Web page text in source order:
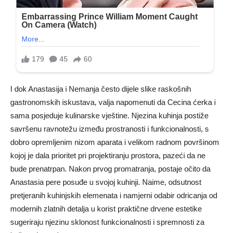
I dok Anastasija i Nemanja često dijele slike raskošnih
gastronomskih iskustava, valja napomenuti da Cecina ćerka i
sama posjeduje kulinarske vještine. Njezina kuhinja postiže
savršenu ravnotežu između prostranosti i funkcionalnosti, s
dobro opremljenim nizom aparata i velikom radnom površinom
kojoj je dala prioritet pri projektiranju prostora, pazeći da ne
bude prenatrpan. Nakon prvog promatranja, postaje očito da
Anastasia pere posuđe u svojoj kuhinji. Naime, odsutnost
pretjeranih kuhinjskih elemenata i namjerni odabir odricanja od
modernih zlatnih detalja u korist praktične drvene estetike
sugeriraju njezinu sklonost funkcionalnosti i spremnosti za